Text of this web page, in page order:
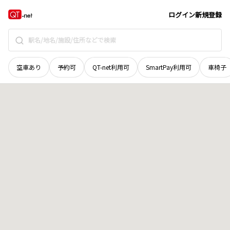
ログイン新規登録
空車あり 予約可 QT-net利用可 SmartPay利用可 車椅子
北海道